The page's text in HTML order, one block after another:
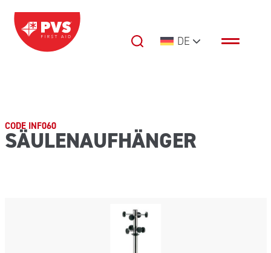
Zum Inhalt springen
Hauptnavigation DE
CODE INF060
SÄULENAUFHÄNGER